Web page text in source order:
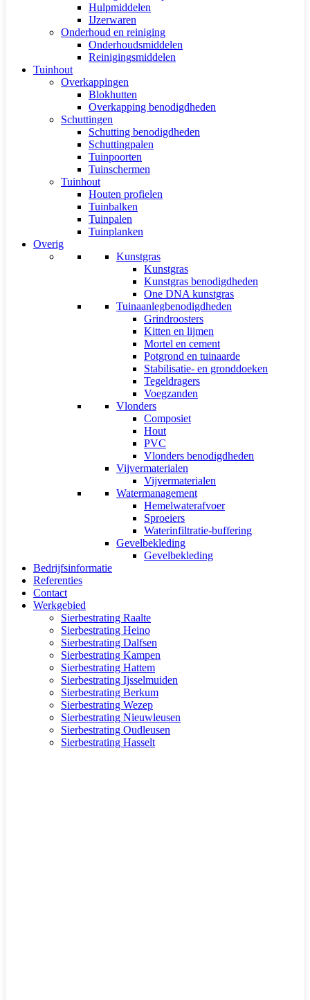
Hulpmiddelen
IJzerwaren
Onderhoud en reiniging
Onderhoudsmiddelen
Reinigingsmiddelen
Tuinhout
Overkappingen
Blokhutten
Overkapping benodigdheden
Schuttingen
Schutting benodigdheden
Schuttingpalen
Tuinpoorten
Tuinschermen
Tuinhout
Houten profielen
Tuinbalken
Tuinpalen
Tuinplanken
Overig
Kunstgras
Kunstgras
Kunstgras benodigdheden
One DNA kunstgras
Tuinaanlegbenodigdheden
Grindroosters
Kitten en lijmen
Mortel en cement
Potgrond en tuinaarde
Stabilisatie- en gronddoeken
Tegeldragers
Voegzanden
Vlonders
Composiet
Hout
PVC
Vlonders benodigdheden
Vijvermaterialen
Vijvermaterialen
Watermanagement
Hemelwaterafvoer
Sproeiers
Waterinfiltratie-buffering
Gevelbekleding
Gevelbekleding
Bedrijfsinformatie
Referenties
Contact
Werkgebied
Sierbestrating Raalte
Sierbestrating Heino
Sierbestrating Dalfsen
Sierbestrating Kampen
Sierbestrating Hattem
Sierbestrating Ijsselmuiden
Sierbestrating Berkum
Sierbestrating Wezep
Sierbestrating Nieuwleusen
Sierbestrating Oudleusen
Sierbestrating Hasselt